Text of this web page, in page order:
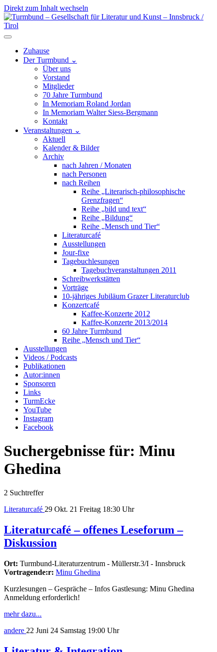
Direkt zum Inhalt wechseln
Hauptnavigation
Zuhause
Der Turmbund ⌄
Über uns
Vorstand
Mitglieder
70 Jahre Turmbund
In Memoriam Roland Jordan
In Memoriam Walter Siess-Bergmann
Kontakt
Veranstaltungen ⌄
Aktuell
Kalender & Bilder
Archiv
nach Jahren / Monaten
nach Personen
nach Reihen
Reihe „Literarisch-philosophische
Grenzfragen“
Reihe „bild und text“
Reihe „Bildung“
Reihe „Mensch und Tier“
Literaturcafé
Ausstellungen
Jour-fixe
Tagebuchlesungen
Tagebuchveranstaltungen 2011
Schreibwerkstätten
Vorträge
10-jähriges Jubiläum Grazer Literaturclub
Konzertcafé
Kaffee-Konzerte 2012
Kaffee-Konzerte 2013/2014
60 Jahre Turmbund
Reihe „Mensch und Tier“
Ausstellungen
Videos / Podcasts
Publikationen
Autor:innen
Sponsoren
Links
TurmEcke
YouTube
Instagram
Facebook
Suchergebnisse für: Minu
Ghedina
2 Suchtreffer
Literaturcafé 29 Okt. 21 Freitag 18:30 Uhr
Literaturcafé – offenes Leseforum –
Diskussion
Ort: Turmbund-Literaturzentrum - Müllerstr.3/I - Innsbruck
Vortragende:r: Minu Ghedina
Kurzlesungen – Gespräche – Infos Gastlesung: Minu Ghedina
Anmeldung erforderlich!
mehr dazu...
andere 22 Juni 24 Samstag 19:00 Uhr